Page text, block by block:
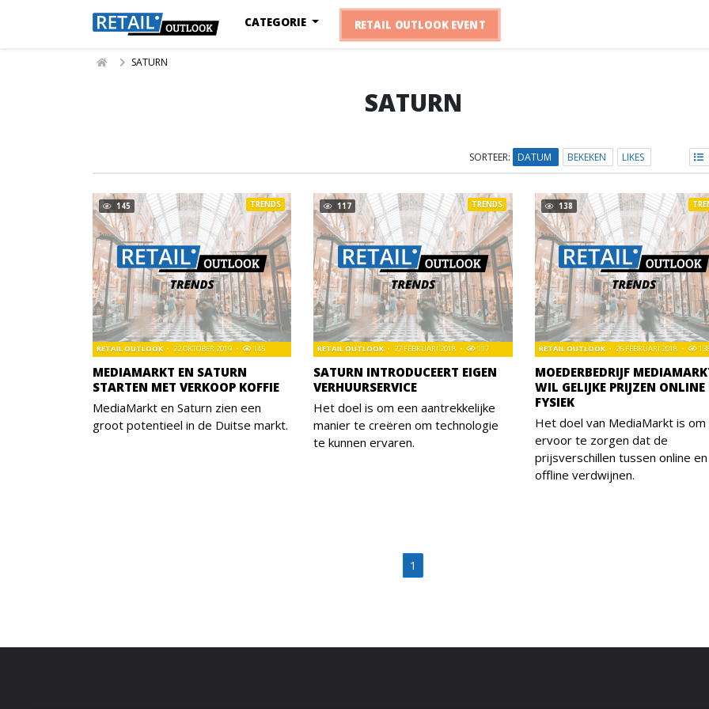
CATEGORIE RETAIL OUTLOOK EVENT
SATURN
SATURN
SORTEER: DATUM BEKEKEN LIKES
145
MEDIAMARKT EN SATURN
STARTEN MET VERKOOP KOFFIE
RETAIL OUTLOOK 22 OKTOBER 2019 145
TRENDS
MediaMarkt en Saturn zien een
groot potentieel in de Duitse markt.
117
SATURN INTRODUCEERT EIGEN
VERHUURSERVICE
RETAIL OUTLOOK 27 FEBRUARI 2018 117
TRENDS
Het doel is om een aantrekkelijke
manier te creëren om technologie
te kunnen ervaren.
138
MOEDERBEDRIJF
WIL GELIJKE PRIJZEN ONLINE
FYSIEK
RETAIL OUTLOOK 26 FEBRUARI 2018
Het doel van MediaMarkt is om
ervoor te zorgen dat de
prijsverschillen tussen online en
offline verdwijnen.
1